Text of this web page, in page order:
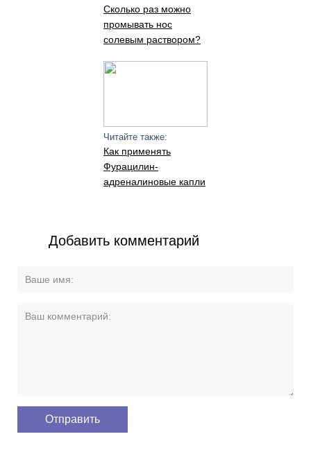
Сколько раз можно
промывать нос
солевым раствором?
Читайте также:
Как применять
Фурацилин-
адреналиновые капли
Добавить комментарий